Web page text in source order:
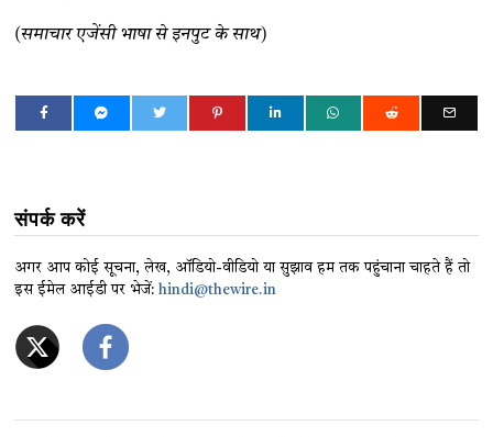
(समाचार एजेंसी भाषा से इनपुट के साथ)
संपर्क करें
अगर आप कोई सूचना, लेख, ऑडियो-वीडियो या सुझाव हम तक पहुंचाना चाहते हैं तो
इस ईमेल आईडी पर भेजें:hindi@thewire.in